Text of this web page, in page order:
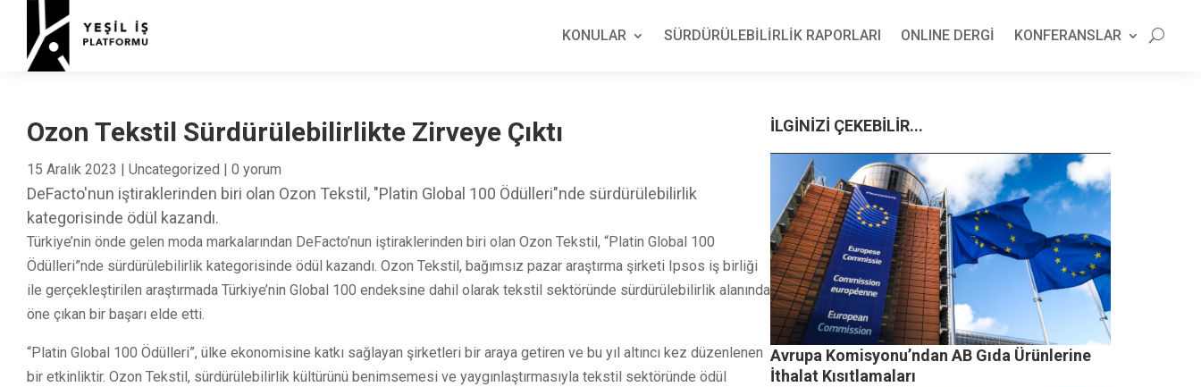
KONULAR SÜRDÜRÜLEBİLİRLİK RAPORLARI ONLINE DERGİ KONFERANSLAR
Ozon Tekstil Sürdürülebilirlikte Zirveye Çıktı
15 Aralık 2023 | Uncategorized | 0 yorum
DeFacto'nun iştiraklerinden biri olan Ozon Tekstil, "Platin Global 100 Ödülleri"nde sürdürülebilirlik
kategorisinde ödül kazandı.
Türkiye’nin önde gelen moda markalarından DeFacto’nun iştiraklerinden biri olan Ozon Tekstil, “Platin Global 100
Ödülleri”nde sürdürülebilirlik kategorisinde ödül kazandı. Ozon Tekstil, bağımsız pazar araştırma şirketi Ipsos iş birliği
ile gerçekleştirilen araştırmada Türkiye’nin Global 100 endeksine dahil olarak tekstil sektöründe sürdürülebilirlik alanında
öne çıkan bir başarı elde etti.
“Platin Global 100 Ödülleri”, ülke ekonomisine katkı sağlayan şirketleri bir araya getiren ve bu yıl altıncı kez düzenlenen
bir etkinliktir. Ozon Tekstil, sürdürülebilirlik kültürünü benimsemesi ve yaygınlaştırmasıyla tekstil sektöründe ödül
İLGİNİZİ ÇEKEBİLİR...
Avrupa Komisyonu’ndan AB Gıda Ürünlerine
İthalat Kısıtlamaları